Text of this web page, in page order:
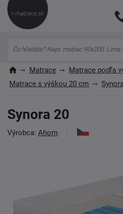
Matrace
Matrace podľa
Matrace s výškou 20 cm
Synora 20
Výrobca: Ahorn